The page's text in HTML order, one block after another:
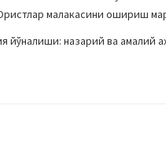
малакасини ошириш
йўналиши: назарий ва амалий